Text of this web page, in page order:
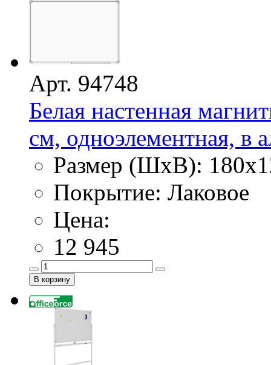
Арт. 94748
Белая настенная
см, одноэлементная, в
Размер (ШхВ):
Покрытие: Лаковое
Цена:
12 945